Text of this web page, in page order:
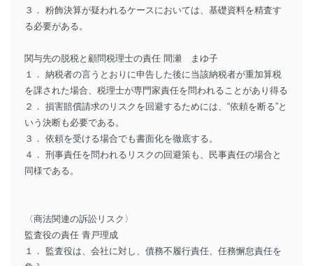
３． 粉飾決算が疑われるケースにおいては、基礎資料を精査す
る必要がある。
関与先の脱税と顧問税理士の責任 間瀬 まゆ子
１． 納税者の言うとおりに申告した後に当該納税者が重加算税
を課された場合、税理士が専門家責任を問われることがあり得る
２． 損害賠償請求のリスクを回避するためには、“依頼を断る”と
いう決断も必要である。
３． 依頼を受ける場合でも書面化を徹底する。
４． 刑事責任を問われるリスクの回避策も、民事責任の場合と
同様である。
〈商法関連の訴訟リスク〉
監査役の責任 青戸理成
１． 監査役は、会社に対し、債務不履行責任、任務懈怠責任を